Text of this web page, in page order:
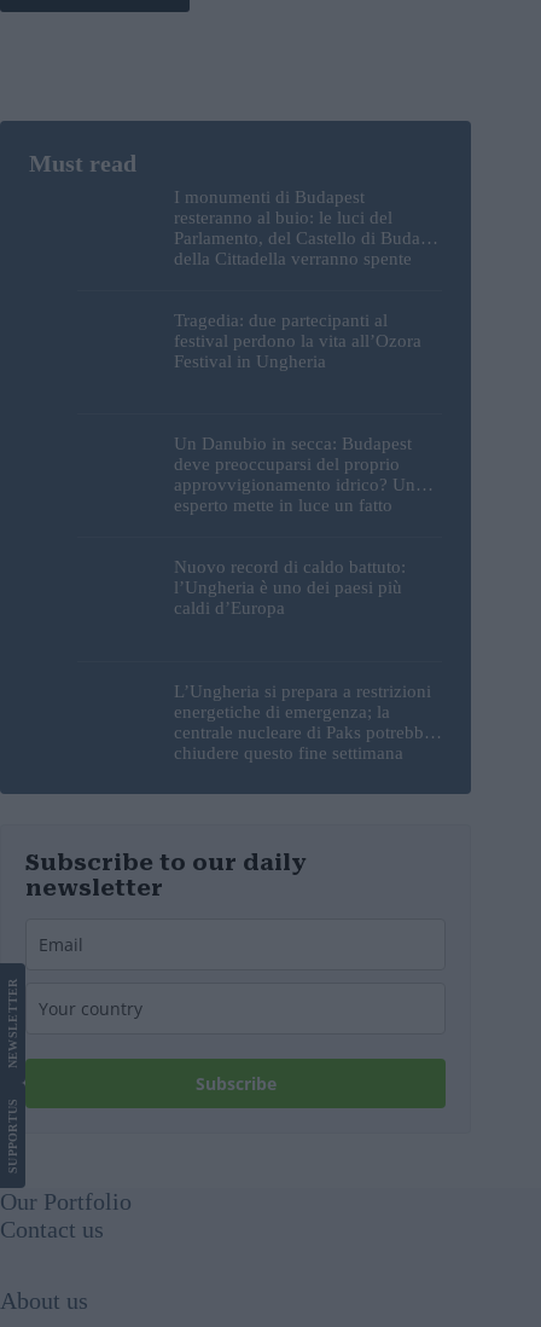
I monumenti di Budapest
resteranno al buio: le luci del
Parlamento, del Castello di Buda e
della Cittadella verranno spente
Tragedia: due partecipanti al
festival perdono la vita all’Ozora
Festival in Ungheria
Un Danubio in secca: Budapest
deve preoccuparsi del proprio
approvvigionamento idrico? Un
esperto mette in luce un fatto
Nuovo record di caldo battuto:
l’Ungheria è uno dei paesi più
caldi d’Europa
L’Ungheria si prepara a restrizioni
energetiche di emergenza; la
centrale nucleare di Paks potrebbe
chiudere questo fine settimana
Subscribe to our daily
newsletter
Subscribe
SUPPORT
US
NEWS
LETTER
Our Portfolio
Contact us
About us